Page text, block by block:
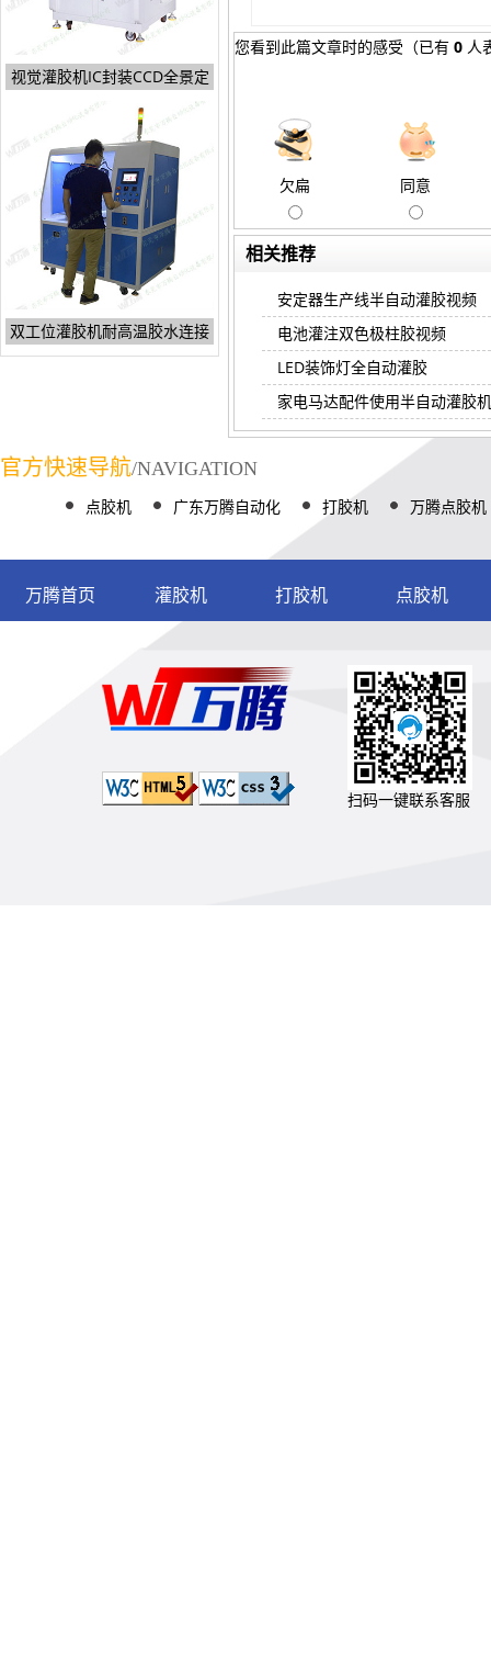
您看到此篇文章时的感受 （已有 0 人
欠扁 同意
相关推荐
安定器生产线半自动灌胶视频
电池灌注双色极柱胶视频
LED装饰灯全自动灌胶
家电马达配件使用半自动灌胶
视觉灌胶机IC封装CCD全景定
双工位灌胶机耐高温胶水连接
官方快速导航/NAVIGATION
点胶机 广东万腾自动化 打胶机 万腾点胶机
万腾首页 灌胶机 打胶机 点胶机
扫码一键联系客服